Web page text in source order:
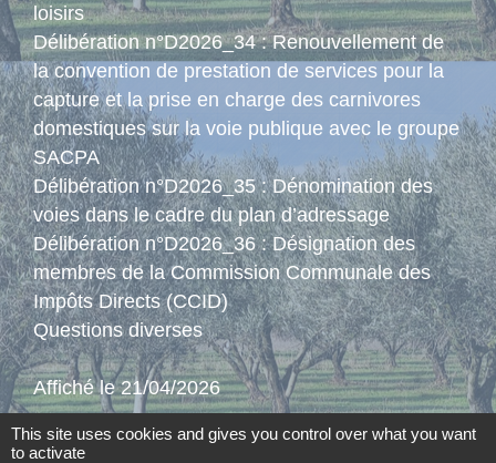
loisirs
Délibération n°D2026_34 : Renouvellement de
la convention de prestation de services pour la
capture et la prise en charge des carnivores
domestiques sur la voie publique avec le groupe
SACPA
Délibération n°D2026_35 : Dénomination des
voies dans le cadre du plan d’adressage
Délibération n°D2026_36 : Désignation des
membres de la Commission Communale des
Impôts Directs (CCID)
Questions diverses
Affiché le 21/04/2026
This site uses cookies and gives you control over what you want
to activate